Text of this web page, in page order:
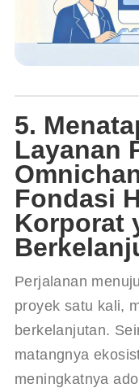
5.
Layanan
Fondasi
Korporat
Perjalanan
proyek satu kali,
berkelanjutan.
matangnya
meningkatnya